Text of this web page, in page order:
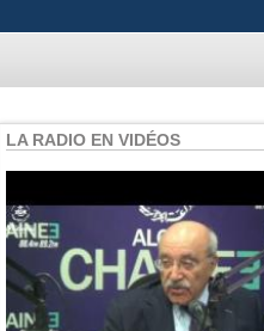
LA RADIO EN VIDÉOS